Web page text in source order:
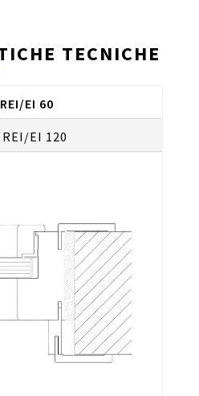
TECNICHE
EI 60
REI/EI 120